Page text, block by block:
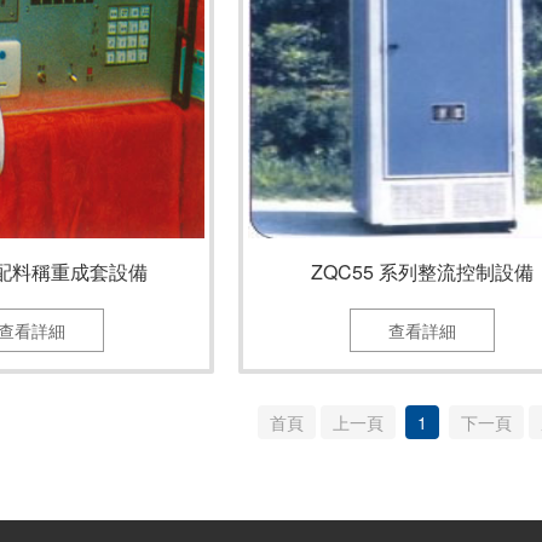
料稱重成套設備
看詳細
ZQC55 系列整流控制設備
查看詳細
首頁 上一頁 1 下一頁